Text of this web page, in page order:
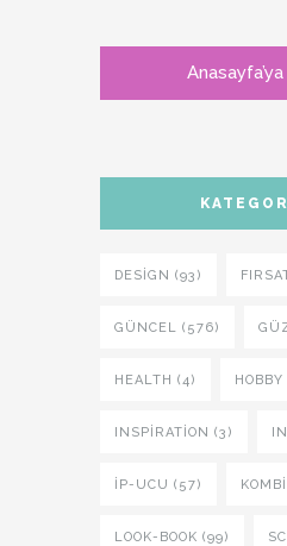
DESIGN (93)
GÜNCEL (576)
HEALTH (4) HOBBY
INSPIRATION (3)
İP-UCU (57)
LOOK-BOOK (99)